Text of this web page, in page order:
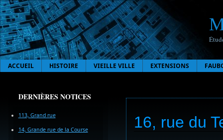
ACCUEIL HISTOIRE VIEILLE VILLE EXTENSIONS
DERNIÈRES NOTICES
113, Grand rue
14, Grande rue de la Course 16, rue du